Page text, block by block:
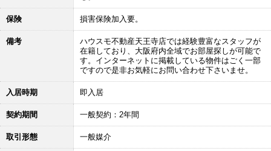
保険 損害保険加入要。
備考
ハウスモ不動産天王寺店では経験豊富なスタッフが
在籍しており、大阪府内全域でお部屋探しが可能で
す。インターネットに掲載している物件はごく一部
ですので是非お気軽にお問い合わせ下さいませ。
入居時期 即入居
契約期間 一般契約：2年間
取引形態 一般媒介